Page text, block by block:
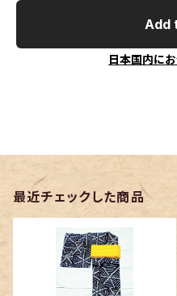
Add
日本国内に
最近チェックした商品